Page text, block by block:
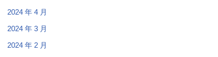
2024 年 4 月
2024 年 3 月
2024 年 2 月